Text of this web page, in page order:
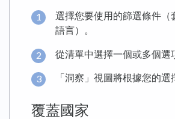
選擇您要使用的篩選條件（
語言）。
從清單中選擇一個或多個選
「洞察」視圖將根據您的選
覆蓋國家